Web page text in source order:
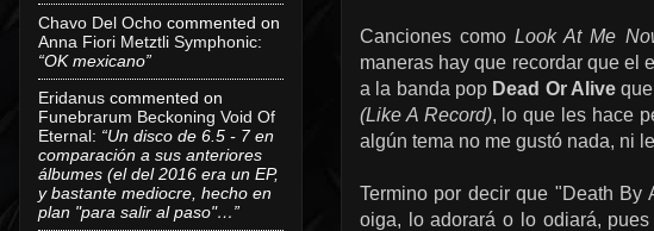
Canciones comoLook At Me
maneras hay que recordar que el
a la banda pop Dead Or Alive
(Like A Record), lo que les hace
algún tema no me gustó nada, ni
Termino por decir que "Death
oiga, lo adorará o lo odiará,
Chavo Del Ocho commented on
Anna Fiori Metztli Symphonic:
“OK mexicano”
Eridanus commented on
Funebrarum Beckoning Void Of
Eternal: “Un disco de 6.5 - 7 en
comparación a sus anteriores
álbumes (el del 2016 era un EP,
y bastante mediocre, hecho en
plan "para salir al paso"…”